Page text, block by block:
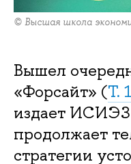
© Высшая школа
Вышел
«Форсайт» (Т.
издает
продолжает
стратегии